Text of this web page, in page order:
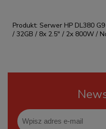
Produkt: Serwer HP DL380
/ 32GB / 8x 2.5" / 2x 800W /